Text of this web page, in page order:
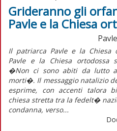
Grideranno gli
Pavle e la Chiesa
Il patriarca Pavle e la Chiesa
Pavle e la Chiesa ortodossa
�Non ci sono abiti da lutto
morti�. Il messaggio natalizio
esprime, con accenti talora
chiesa stretta tra la fedelt�
condanna, verso...